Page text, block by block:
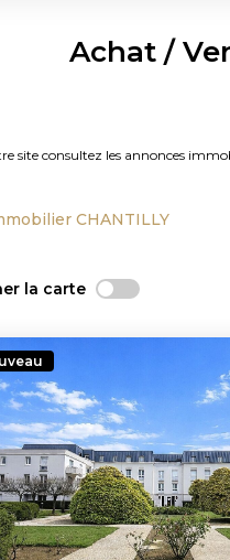
Achat /
site consultez les annonces
CHANTILLY
la carte